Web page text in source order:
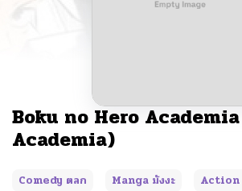
Boku no Hero
Academia)
Comedy ตลก Manga มังงะ Action